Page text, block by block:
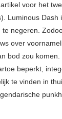
voor het
Luminous Dash
negeren.
over
bod zou
beperkt,
te vinden in